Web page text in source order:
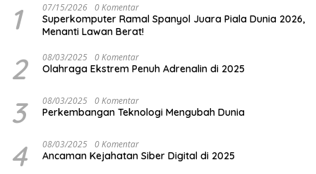
1 07/15/2026 0 Komentar
Superkomputer Ramal Spanyol Juara Piala Dunia 2026,
Menanti Lawan Berat!
2 08/03/2025 0 Komentar
Olahraga Ekstrem Penuh Adrenalin di 2025
3 08/03/2025 0 Komentar
Perkembangan Teknologi Mengubah Dunia
4 08/03/2025 0 Komentar
Ancaman Kejahatan Siber Digital di 2025